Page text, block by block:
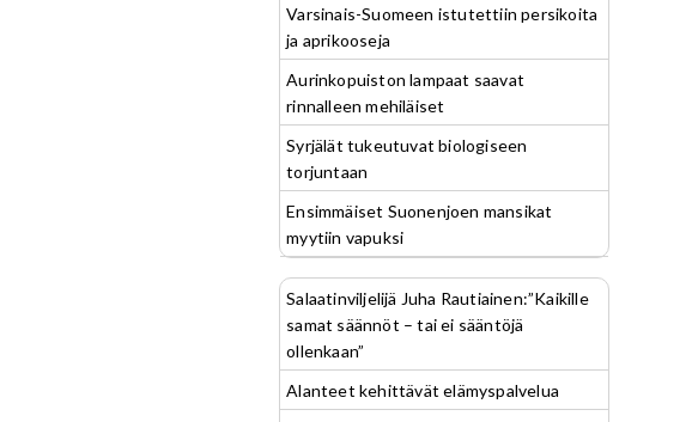
Varsinais-Suomeen istutettiin persikoita
ja aprikooseja
Aurinkopuiston lampaat saavat
rinnalleen mehiläiset
Syrjälät tukeutuvat biologiseen
torjuntaan
Ensimmäiset Suonenjoen mansikat
myytiin vapuksi
Salaatinviljelijä Juha Rautiainen:”Kaikille
samat säännöt – tai ei sääntöjä
ollenkaan”
Alanteet kehittävät elämyspalvelua